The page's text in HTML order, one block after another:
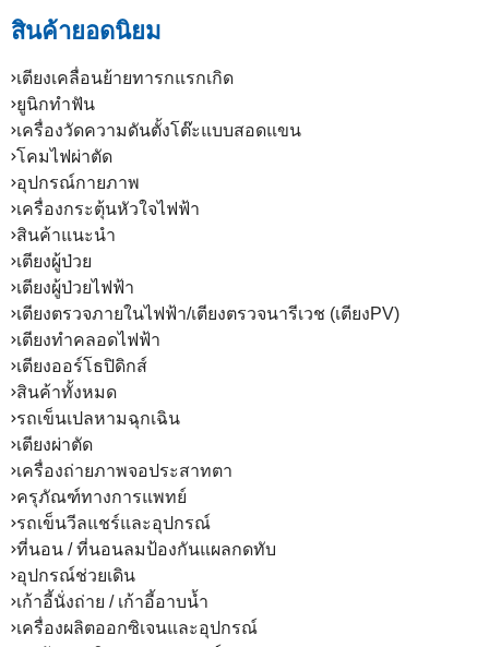
สินค้ายอดนิยม
เตียงเคลื่อนย้ายทารกแรกเกิด
ยูนิกทำฟัน
เครื่องวัดความดันตั้งโต๊ะแบบสอดแขน
โคมไฟผ่าตัด
อุปกรณ์กายภาพ
เครื่องกระตุ้นหัวใจไฟฟ้า
สินค้าแนะนำ
เตียงผู้ป่วย
เตียงผู้ป่วยไฟฟ้า
เตียงตรวจภายในไฟฟ้า/เตียงตรวจนารีเวช (เตียงPV)
เตียงทำคลอดไฟฟ้า
เตียงออร์โธปิดิกส์
สินค้าทั้งหมด
รถเข็นเปลหามฉุกเฉิน
เตียงผ่าตัด
เครื่องถ่ายภาพจอประสาทตา
ครุภัณฑ์ทางการแพทย์
รถเข็นวีลแชร์และอุปกรณ์
ที่นอน / ที่นอนลมป้องกันแผลกดทับ
อุปกรณ์ช่วยเดิน
เก้าอี้นั่งถ่าย / เก้าอี้อาบน้ำ
เครื่องผลิตออกซิเจนและอุปกรณ์